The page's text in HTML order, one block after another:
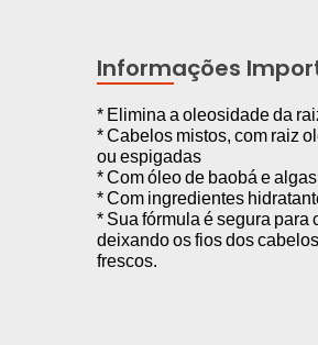
Informações
* Elimina a oleosidade da
* Cabelos mistos, com raiz
ou espigadas
* Com óleo de baobá e
* Com ingredientes
* Sua fórmula é segura para
deixando os fios dos
frescos.